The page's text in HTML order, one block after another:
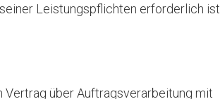
Leistungspflichten erforderlich ist
Vertrag über Auftragsverarbeitung mit